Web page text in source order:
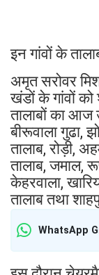
इन गांवों के
अमृत सरोवर
खंडों के गांवों को
तालाबों का
बीरूवाला गुढा,
तालाब, रोड़ी,
तालाब, जमाल,
केहरवाला,
तालाब तथा
WhatsApp